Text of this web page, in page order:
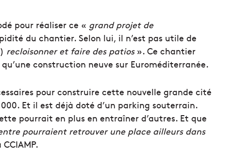
pour réaliser ce « grand projet de
du chantier. Selon lui, il n’est pas utile de
recloisonner et faire des patios». Ce chantier
construction neuve sur Euroméditerranée.
pour construire cette nouvelle grande cité
Et il est déjà doté d’un parking souterrain.
pourrait en plus en entraîner d’autres. Et que
pourraient retrouver une place ailleurs dans